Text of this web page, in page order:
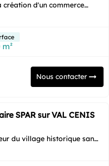
création d'un commerce
?...
m²
Nous contacter
SPAR sur VAL CENIS
du village historique sans
la...